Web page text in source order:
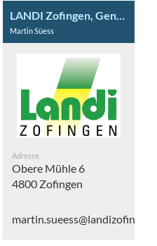
LANDI Zofingen, Genossenschaft
Martin Süess
Adresse
Obere Mühle 6
4800 Zofingen